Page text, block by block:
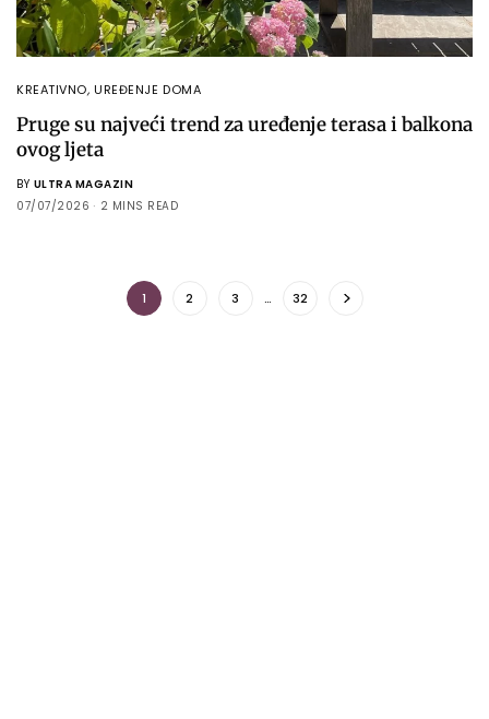
KREATIVNO,UREĐENJE DOMA
Pruge su najveći trend za uređenje terasa i balkona
ovog ljeta
BY ULTRA MAGAZIN
07/07/2026
2 MINS READ
1 2 3 … 32